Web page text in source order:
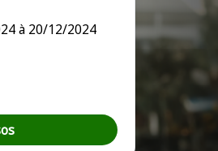
à 20/12/2024